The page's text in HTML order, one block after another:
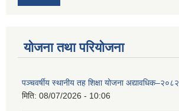
योजना तथा परियोजना
पञ्चवर्षीय स्थानीय तह शिक्षा योजना अद्यावधिक–२०८२
मिति: 08/07/2026 - 10:06